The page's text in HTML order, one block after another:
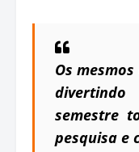
Os
semestre
pesquisa e